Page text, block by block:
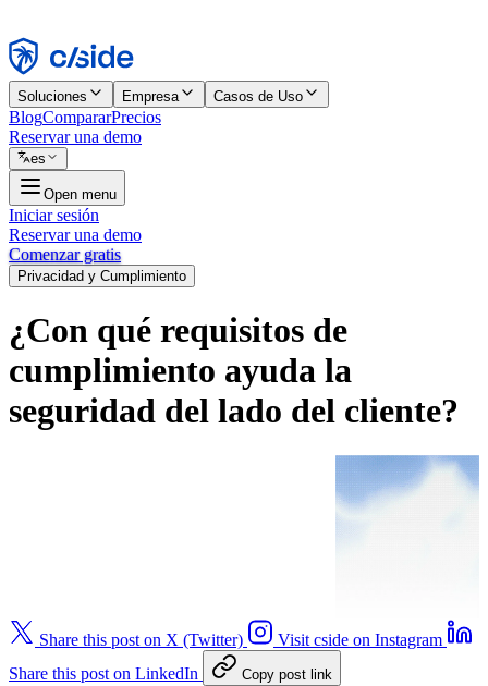
Rechazar
Soluciones Empresa Casos de Uso
BlogCompararPrecios
Reservar una demo
es
Open menu
Iniciar sesión
Reservar una demo
Comenzar gratis
Privacidad y Cumplimiento
¿Con qué requisitos de
cumplimiento ayuda la
seguridad del lado del cliente?
Share this post on X (Twitter)
Visit cside on Instagram
Share this post on LinkedIn
Copy post link